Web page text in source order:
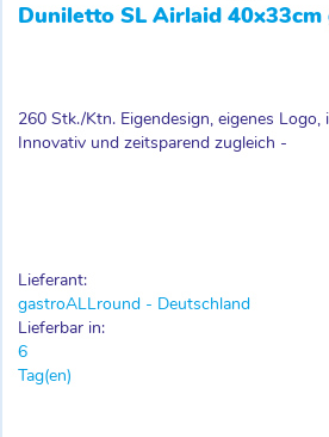
Duniletto SL Airlaid
260 Stk./Ktn. Eigendesign, eigenes
Innovativ und zeitsparend zugleich -
Lieferant:
gastroALLround - Deutschland
Lieferbar in:
6
Tag(en)